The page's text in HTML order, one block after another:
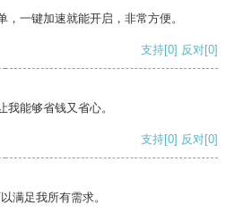
一键加速就能开启，非常方便。
支持[0] 反对[0]
能够省钱又省心。
支持[0] 反对[0]
满足我所有需求。